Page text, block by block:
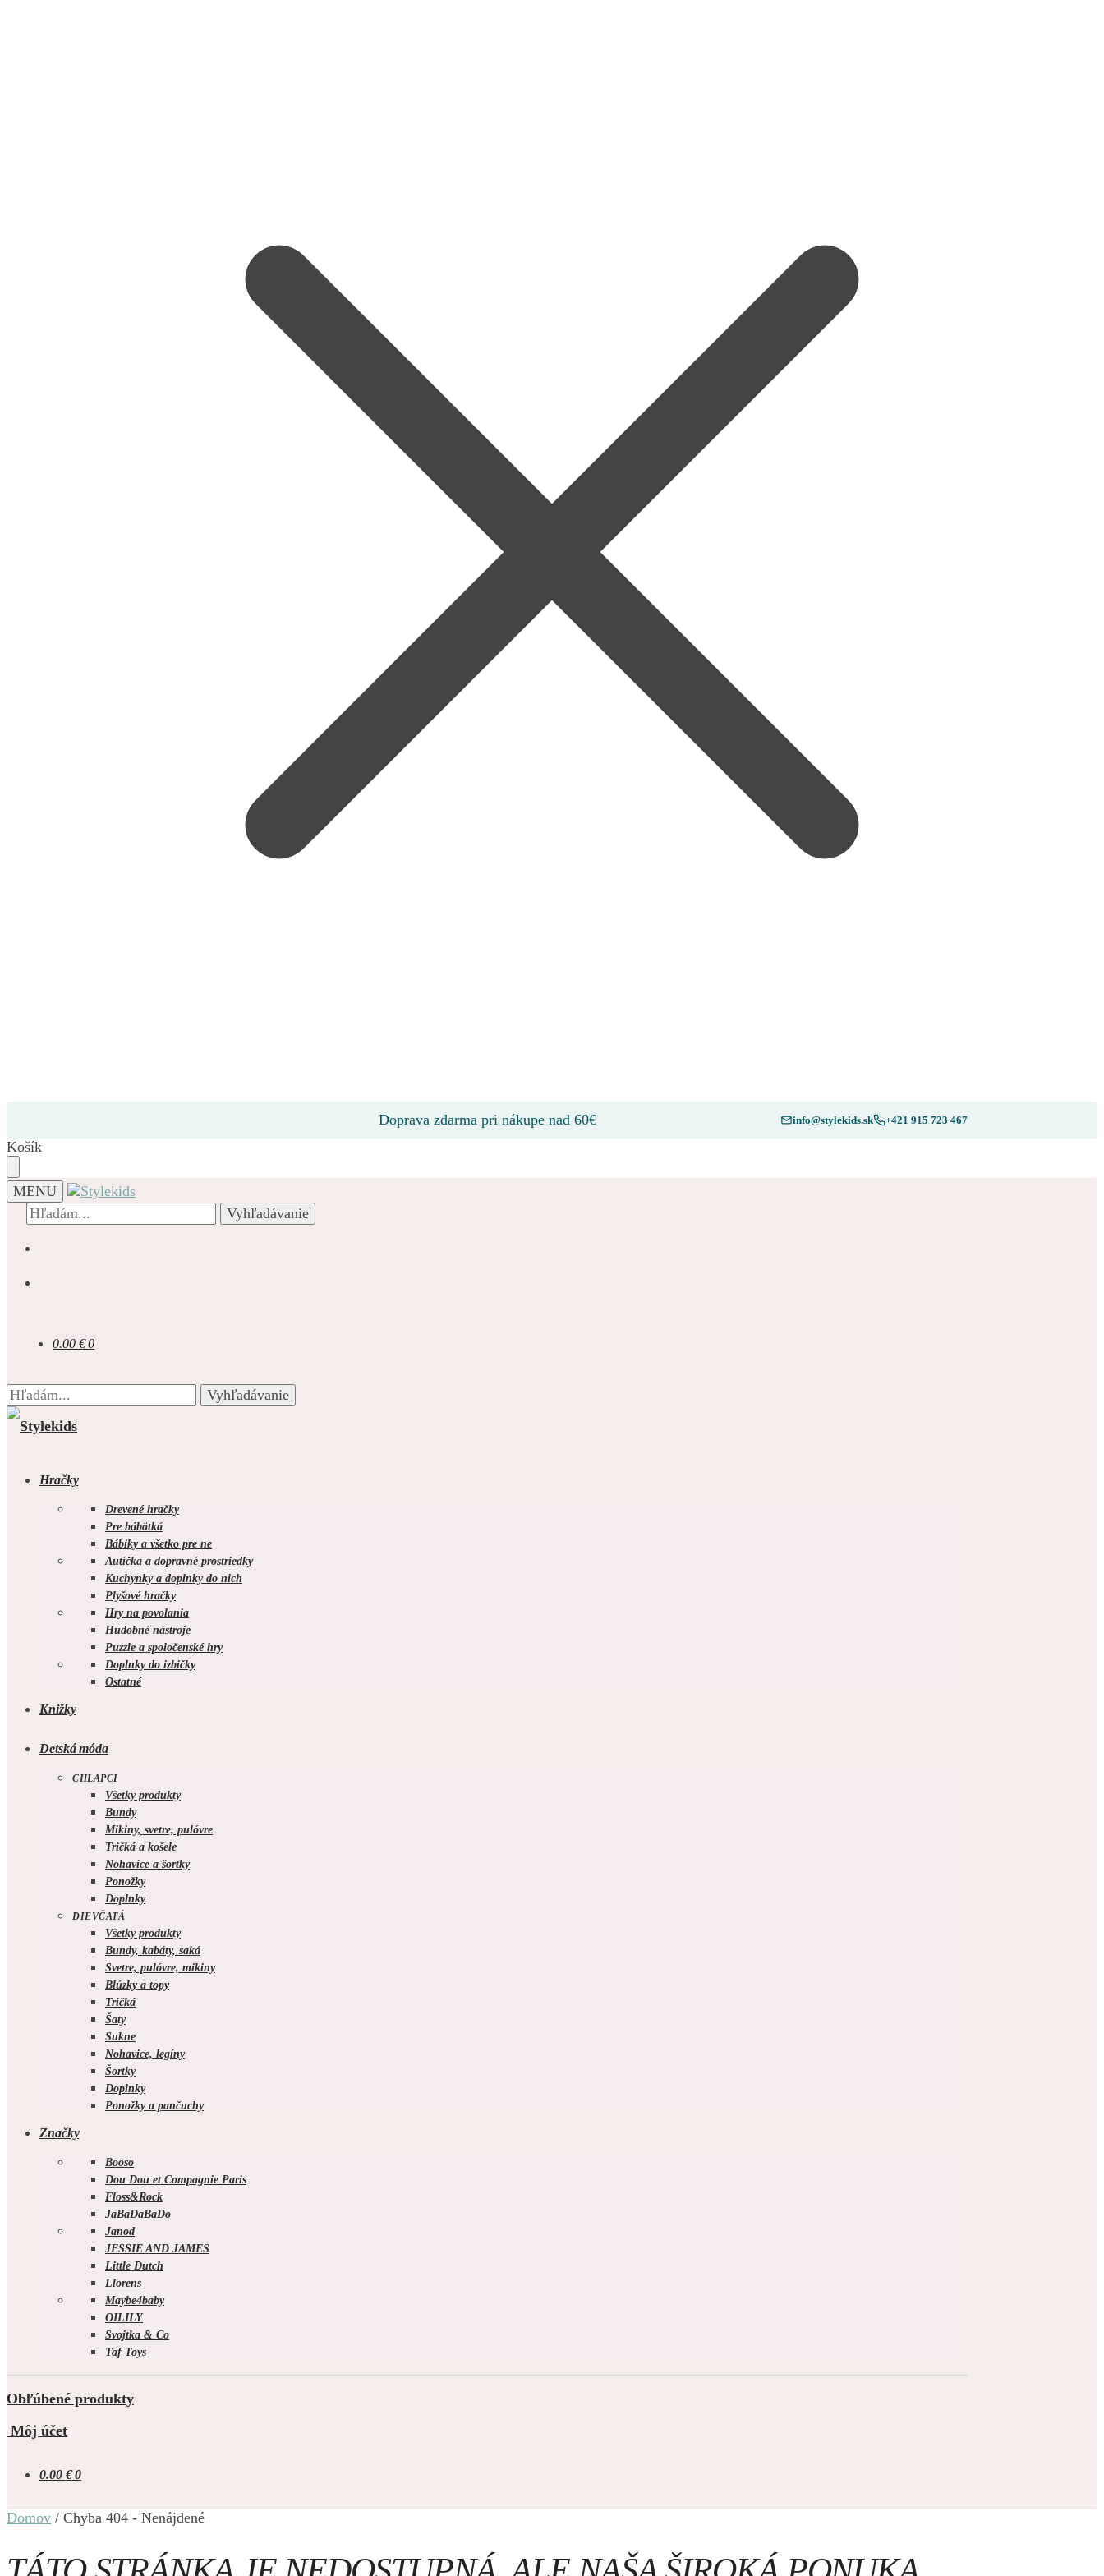
navigáciu
obsah
Košík
MENU
Hľadať:
Vyhľadávanie
0.00 € 0
Hľadať: Vyhľadávanie
Hračky
Drevené hračky
Pre bábätká
Bábiky a všetko pre ne
Autíčka a dopravné prostriedky
Kuchynky a doplnky do nich
Plyšové hračky
Hry na povolania
Hudobné nástroje
Puzzle a spoločenské hry
Doplnky do izbičky
Ostatné
Knižky
Detská móda
CHLAPCI
Všetky produkty
Bundy
Mikiny, svetre, pulóvre
Tričká a košele
Nohavice a šortky
Ponožky
Doplnky
DIEVČATÁ
Všetky produkty
Bundy, kabáty, saká
Svetre, pulóvre, mikiny
Blúzky a topy
Tričká
Šaty
Sukne
Nohavice, legíny
Šortky
Doplnky
Ponožky a pančuchy
Značky
Booso
Dou Dou et Compagnie Paris
Floss&Rock
JaBaDaBaDo
Janod
JESSIE AND JAMES
Little Dutch
Llorens
Maybe4baby
OILILY
Svojtka & Co
Taf Toys
Obľúbené produkty
Môj účet
0.00 € 0
Doprava zdarma pri nákupe nad 60€ info@stylekids.sk +421 915 723 467
Domov / Chyba 404 - Nenájdené